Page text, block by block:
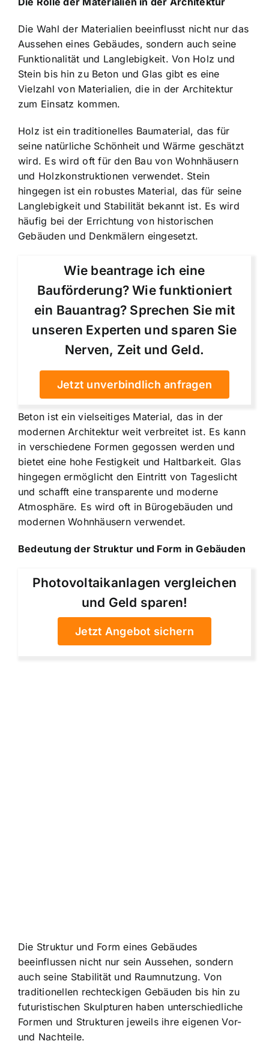
Die Wahl der Materialien beeinflusst nicht nur das
Aussehen eines Gebäudes, sondern auch seine
Funktionalität und Langlebigkeit. Von Holz und
Stein bis hin zu Beton und Glas gibt es eine
Vielzahl von Materialien, die in der Architektur
zum Einsatz kommen.
Holz ist ein traditionelles Baumaterial, das für
seine natürliche Schönheit und Wärme geschätzt
wird. Es wird oft für den Bau von Wohnhäusern
und Holzkonstruktionen verwendet. Stein
hingegen ist ein robustes Material, das für seine
Langlebigkeit und Stabilität bekannt ist. Es wird
häufig bei der Errichtung von historischen
Gebäuden und Denkmälern eingesetzt.
Wie beantrage ich eine
Bauförderung? Wie funktioniert
ein Bauantrag? Sprechen Sie mit
unseren Experten und sparen Sie
Nerven, Zeit und Geld.
Jetzt unverbindlich anfragen
Beton ist ein vielseitiges Material, das in der
modernen Architektur weit verbreitet ist. Es kann
in verschiedene Formen gegossen werden und
bietet eine hohe Festigkeit und Haltbarkeit. Glas
hingegen ermöglicht den Eintritt von Tageslicht
und schafft eine transparente und moderne
Atmosphäre. Es wird oft in Bürogebäuden und
modernen Wohnhäusern verwendet.
Bedeutung der Struktur und Form in Gebäuden
Photovoltaikanlagen vergleichen
und Geld sparen!
Jetzt Angebot sichern
Die Struktur und Form eines Gebäudes
beeinflussen nicht nur sein Aussehen, sondern
auch seine Stabilität und Raumnutzung. Von
traditionellen rechteckigen Gebäuden bis hin zu
futuristischen Skulpturen haben unterschiedliche
Formen und Strukturen jeweils ihre eigenen Vor-
und Nachteile.